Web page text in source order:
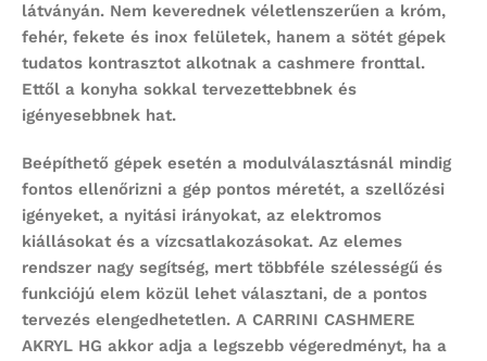
látványán. Nem keverednek véletlenszerűen a króm,
fehér, fekete és inox felületek, hanem a sötét gépek
tudatos kontrasztot alkotnak a cashmere fronttal.
Ettől a konyha sokkal tervezettebbnek és
igényesebbnek hat.
Beépíthető gépek esetén a modulválasztásnál mindig
fontos ellenőrizni a gép pontos méretét, a szellőzési
igényeket, a nyitási irányokat, az elektromos
kiállásokat és a vízcsatlakozásokat. Az elemes
rendszer nagy segítség, mert többféle szélességű és
funkciójú elem közül lehet választani, de a pontos
tervezés elengedhetetlen. A CARRINI CASHMERE
AKRYL HG akkor adja a legszebb végeredményt, ha a